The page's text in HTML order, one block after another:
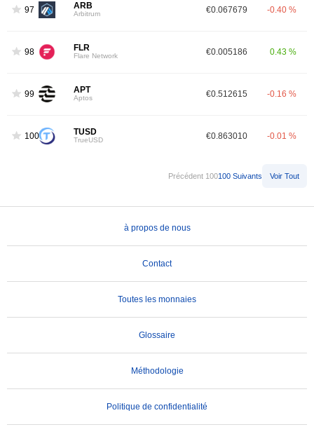
97 ARB
Arbitrum €0.067679 -0.40 %
98 FLR
Flare Network €0.005186 0.43 %
99 APT
Aptos €0.512615 -0.16 %
100 TUSD
TrueUSD €0.863010 -0.01 %
Précédent 100100 Suivants Voir Tout
à propos de nous
Contact
Toutes les monnaies
Glossaire
Méthodologie
Politique de confidentialité